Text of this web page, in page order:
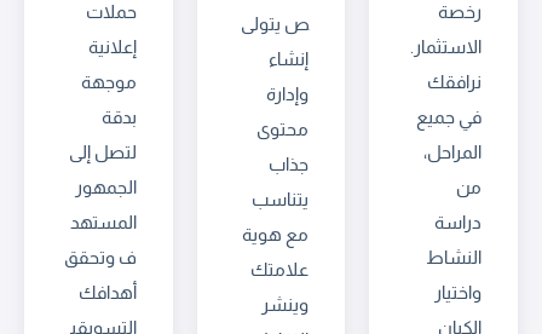
رخصة
الاستثمار.
نرافقك
في جميع
المراحل،
من
دراسة
النشاط
واختيار
الكيان
ص يتولى
إنشاء
وإدارة
محتوى
جذاب
يتناسب
مع هوية
علامتك
وينشر
حملات
إعلانية
موجهة
بدقة
لتصل إلى
الجمهور
المستهد
ف وتحقق
أهدافك
التسويقي